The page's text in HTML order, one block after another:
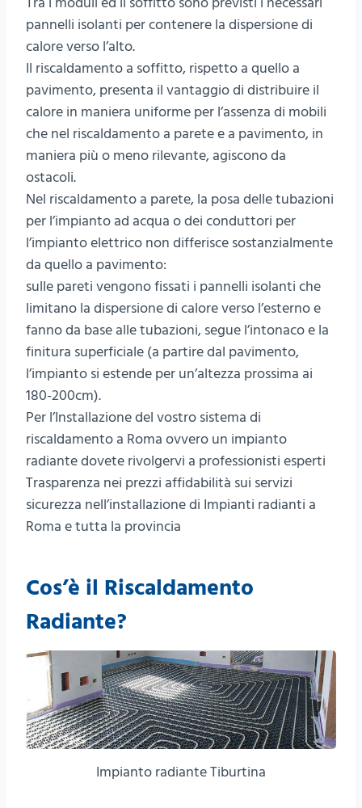
pannelli isolanti per contenere la dispersione di
calore verso l’alto.
Il riscaldamento a soffitto, rispetto a quello a
pavimento, presenta il vantaggio di distribuire il
calore in maniera uniforme per l’assenza di mobili
che nel riscaldamento a parete e a pavimento, in
maniera più o meno rilevante, agiscono da
ostacoli.
Nel riscaldamento a parete, la posa delle tubazioni
per l’impianto ad acqua o dei conduttori per
l’impianto elettrico non differisce sostanzialmente
da quello a pavimento:
sulle pareti vengono fissati i pannelli isolanti che
limitano la dispersione di calore verso l’esterno e
fanno da base alle tubazioni, segue l’intonaco e la
finitura superficiale (a partire dal pavimento,
l’impianto si estende per un’altezza prossima ai
180-200cm).
Per l’Installazione del vostro sistema di
riscaldamento a Roma ovvero un impianto
radiante dovete rivolgervi a professionisti esperti
Trasparenza nei prezzi affidabilità sui servizi
sicurezza nell’installazione di Impianti radianti a
Roma e tutta la provincia
Cos’è il Riscaldamento
Radiante?
Impianto radiante Tiburtina